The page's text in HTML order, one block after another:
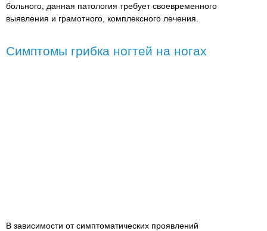
больного, данная патология требует своевременного
выявления и грамотного, комплексного лечения.
Симптомы грибка ногтей на ногах
В зависимости от симптоматических проявлений